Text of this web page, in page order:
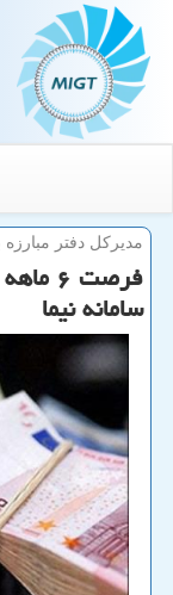
مدیركل دفتر مبارزه
فرصت
سامانه نیما